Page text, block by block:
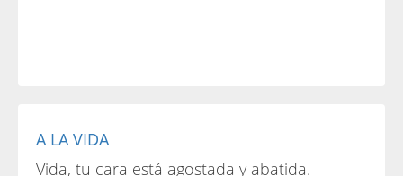
A LA VIDA
Vida, tu cara está agostada y abatida.